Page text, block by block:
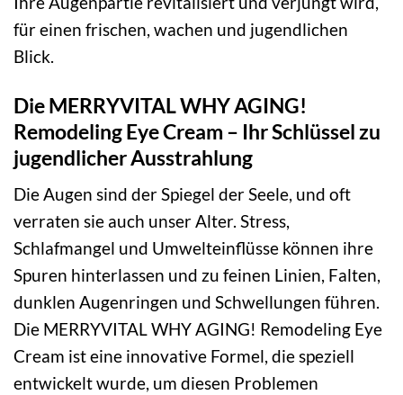
für einen frischen, wachen und jugendlichen
Blick.
Die MERRYVITAL WHY AGING!
Remodeling Eye Cream – Ihr Schlüssel zu
jugendlicher Ausstrahlung
Die Augen sind der Spiegel der Seele, und oft
verraten sie auch unser Alter. Stress,
Schlafmangel und Umwelteinflüsse können ihre
Spuren hinterlassen und zu feinen Linien, Falten,
dunklen Augenringen und Schwellungen führen.
Die MERRYVITAL WHY AGING! Remodeling Eye
Cream ist eine innovative Formel, die speziell
entwickelt wurde, um diesen Problemen